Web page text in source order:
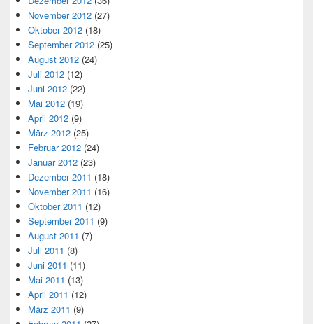
November 2012 (27)
Oktober 2012 (18)
September 2012 (25)
August 2012 (24)
Juli 2012 (12)
Juni 2012 (22)
Mai 2012 (19)
April 2012 (9)
März 2012 (25)
Februar 2012 (24)
Januar 2012 (23)
Dezember 2011 (18)
November 2011 (16)
Oktober 2011 (12)
September 2011 (9)
August 2011 (7)
Juli 2011 (8)
Juni 2011 (11)
Mai 2011 (13)
April 2011 (12)
März 2011 (9)